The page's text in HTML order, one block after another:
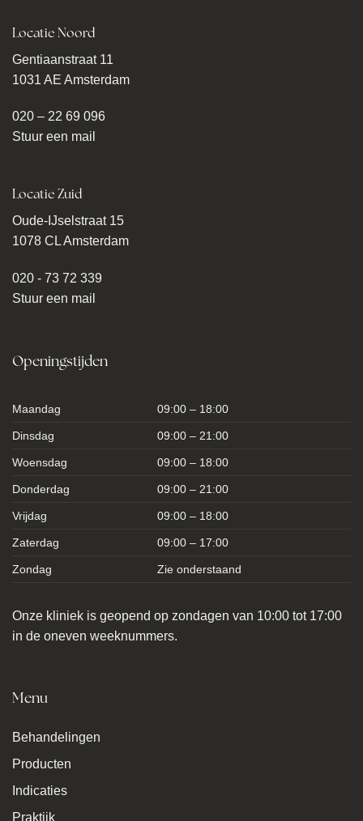
Locatie Noord
Gentiaanstraat 11
1031 AE Amsterdam
020 – 22 69 096
Stuur een mail
Locatie Zuid
Oude-IJselstraat 15
1078 CL Amsterdam
020 - 73 72 339
Stuur een mail
Openingstijden
Maandag 09:00 – 18:00
Dinsdag 09:00 – 21:00
Woensdag 09:00 – 18:00
Donderdag 09:00 – 21:00
Vrijdag 09:00 – 18:00
Zaterdag 09:00 – 17:00
Zondag Zie onderstaand
Onze kliniek is geopend op zondagen van 10:00 tot 17:00
in de oneven weeknummers.
Menu
Behandelingen
Producten
Indicaties
Praktijk